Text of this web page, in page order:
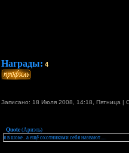
Награды: 4
Записано: 18 Июля 2008, 14:18, Пятница |
Quote(Ариэль)
я в шоке...а ещё охотниками себя назвают.....